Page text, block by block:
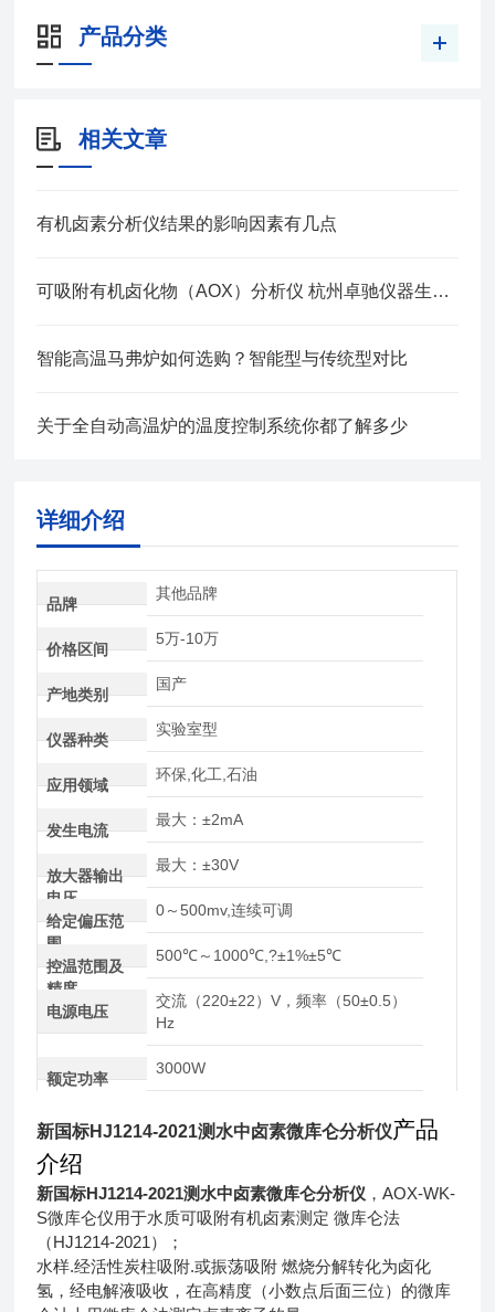
产品分类
相关文章
有机卤素分析仪结果的影响因素有几点
可吸附有机卤化物（AOX）分析仪 杭州卓驰仪器生产厂家
智能高温马弗炉如何选购？智能型与传统型对比
关于全自动高温炉的温度控制系统你都了解多少
详细介绍
品牌
其他品牌
价格区间
5万-10万
产地类别
国产
仪器种类
实验室型
应用领域
环保,化工,石油
发生电流
最大：±2mA
放大器输出
电压
最大：±30V
给定偏压范
围
0～500mv,连续可调
控温范围及
精度
500℃～1000℃,?±1%±5℃
电源电压
交流（220±22）V，频率（50±0.5）
Hz
额定功率
3000W
新国标HJ1214-2021测水中卤素微库仑分析仪产品
介绍
新国标HJ1214-2021测水中卤素微库仑分析仪 ，AOX-WK-
S微库仑仪用于水质可吸附有机卤素测定 微库仑法
（HJ1214-2021）；
水样.经活性炭柱吸附.或振荡吸附 燃烧分解转化为卤化
氢，经电解液吸收，在高精度（小数点后面三位）的微库